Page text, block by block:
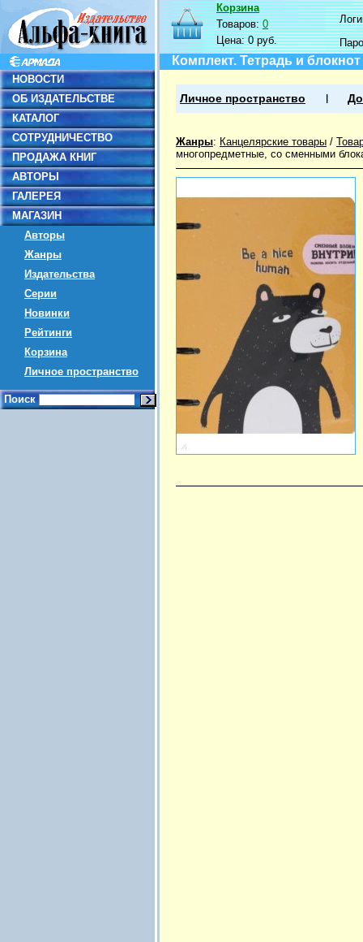
НОВОСТИ
ОБ ИЗДАТЕЛЬСТВЕ
КАТАЛОГ
СОТРУДНИЧЕСТВО
ПРОДАЖА КНИГ
АВТОРЫ
ГАЛЕРЕЯ
МАГАЗИН
Авторы
Жанры
Издательства
Серии
Новинки
Рейтинги
Корзина
Личное пространство
Поиск
Корзина
Товаров:0
Цена:0 руб.
Комплект. Тетрадь и
Личное пространство
Жанры: Канцелярские товары /
многопредметные, со сменными